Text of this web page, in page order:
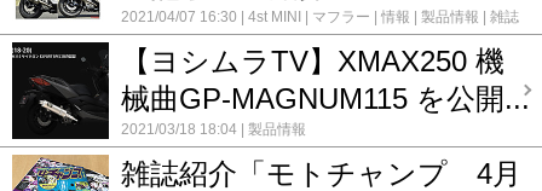
2021/04/07 16:30 4st MINI マフラー 情報 製品情報 雑誌
【ヨシムラTV】XMAX250 機
械曲GP-MAGNUM115 を公開...
2021/03/18 18:04 製品情報
雑誌紹介「モトチャンプ 4月